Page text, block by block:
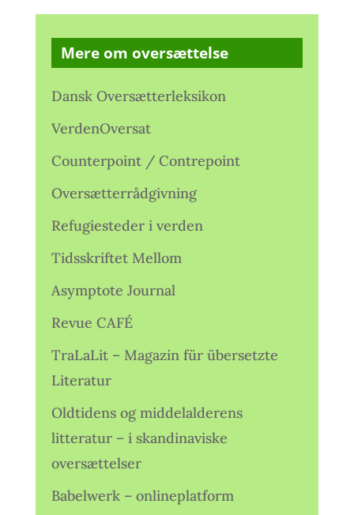
Mere om oversættelse
Dansk Oversætterleksikon
VerdenOversat
Counterpoint / Contrepoint
Oversætterrådgivning
Refugiesteder i verden
Tidsskriftet Mellom
Asymptote Journal
Revue CAFÉ
TraLaLit – Magazin für übersetzte
Literatur
Oldtidens og middelalderens
litteratur – i skandinaviske
oversættelser
Babelwerk – onlineplatform